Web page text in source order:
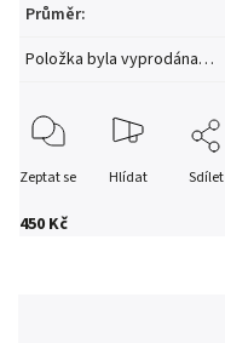
450 Kč
Průměr:
Položka byla vyprodána…
Zeptat se Hlídat Sdílet